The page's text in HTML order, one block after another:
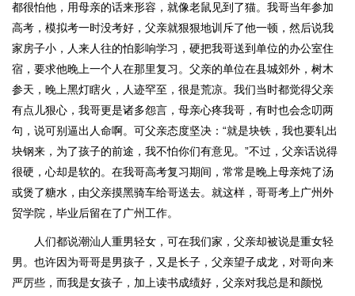
都很怕他，用母亲的话来形容，就像老鼠见到了猫。我哥当年参加
高考，模拟考一时没考好，父亲就狠狠地训斥了他一顿，然后说我
家房子小，人来人往的怕影响学习，硬把我哥送到单位的办公室住
宿，要求他晚上一个人在那里复习。父亲的单位在县城郊外，树木
参天，晚上黑灯瞎火，人迹罕至，很是荒凉。我们当时都觉得父亲
有点儿狠心，我哥更是诸多怨言，母亲心疼我哥，有时也会念叨两
句，说可别逼出人命啊。可父亲态度坚决：“就是块铁，我也要轧出
块钢来，为了孩子的前途，我不怕你们有意见。”不过，父亲话说得
很硬，心却是软的。在我哥高考复习期间，常常是晚上母亲炖了汤
或煲了糖水，由父亲摸黑骑车给哥送去。就这样，哥哥考上广州外
贸学院，毕业后留在了广州工作。
人们都说潮汕人重男轻女，可在我们家，父亲却被说是重女轻
男。也许因为哥哥是男孩子，又是长子，父亲望子成龙，对哥向来
严厉些，而我是女孩子，加上读书成绩好，父亲对我总是和颜悦